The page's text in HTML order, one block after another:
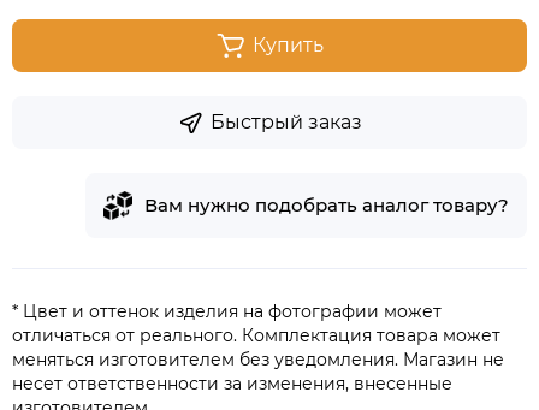
Купить
Быстрый заказ
Вам нужно подобрать аналог товару?
* Цвет и оттенок изделия на фотографии может
отличаться от реального. Комплектация товара может
меняться изготовителем без уведомления. Магазин не
несет ответственности за изменения, внесенные